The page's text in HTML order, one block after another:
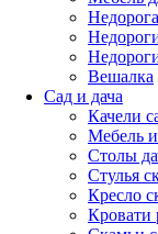
Вешалка
Сад и дача
Качели
Мебель
Столы
Стулья
Кресло
Кровати